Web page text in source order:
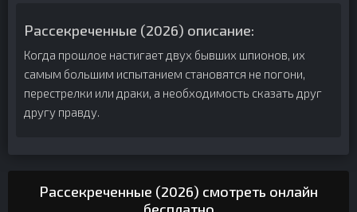
Рассекреченные (2026) описание:
Когда прошлое настигает двух бывших шпионов, их
самым большим испытанием становятся не погони,
перестрелки или драки, а необходимость сказать друг
другу правду.
Рассекреченные (2026) смотреть онлайн